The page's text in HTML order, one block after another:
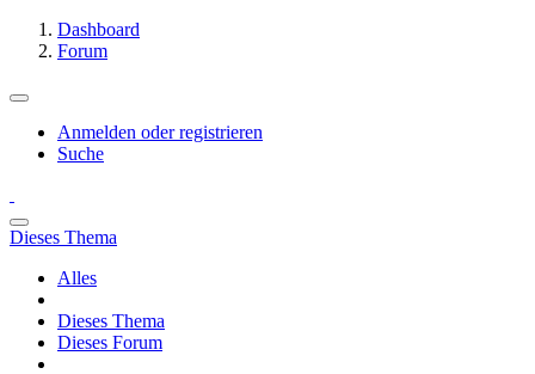
Dashboard
Forum
Anmelden oder registrieren
Suche
Dieses Thema
Alles
Dieses Thema
Dieses Forum